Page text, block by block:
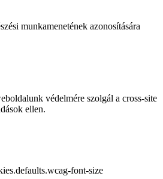
munkamenetének azonosítására
védelmére szolgál a cross-site
ellen.
font-size